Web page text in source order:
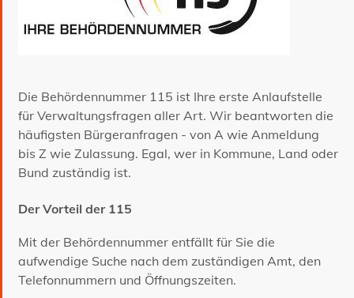
Die Behördennummer 115 ist Ihre erste Anlaufstelle
für Verwaltungsfragen aller Art. Wir beantworten die
häufigsten Bürgeranfragen - von A wie Anmeldung
bis Z wie Zulassung. Egal, wer in Kommune, Land oder
Bund zuständig ist.
Der Vorteil der 115
Mit der Behördennummer entfällt für Sie die
aufwendige Suche nach dem zuständigen Amt, den
Telefonnummern und Öffnungszeiten.